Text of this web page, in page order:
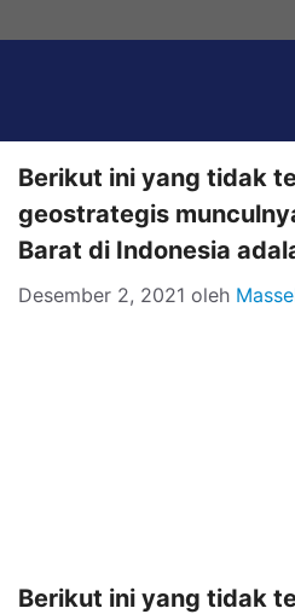
Berikut ini yang tidak
geostrategis
Barat di Indonesia
Desember 2, 2021 oleh
Berikut ini yang tidak